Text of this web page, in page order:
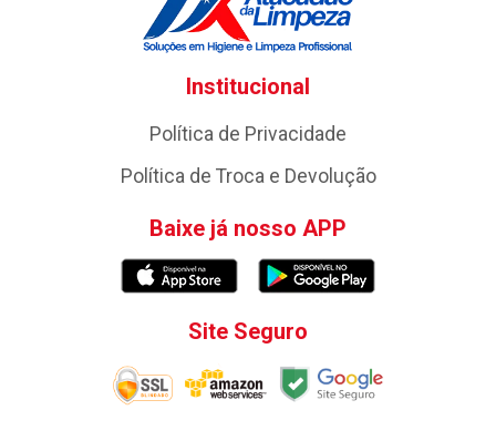
Institucional
Política de Privacidade
Política de Troca e Devolução
Baixe já nosso APP
Site Seguro